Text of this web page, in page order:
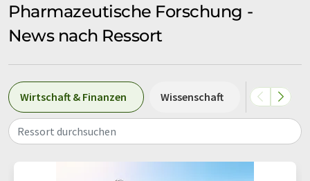
Pharmazeutische Forschung -
News nach Ressort
Wirtschaft & Finanzen Wissenschaft
Ressort durchsuchen